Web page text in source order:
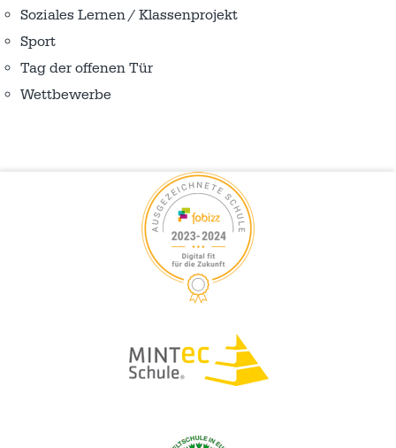
Soziales Lernen / Klassenprojekt
Sport
Tag der offenen Tür
Wettbewerbe